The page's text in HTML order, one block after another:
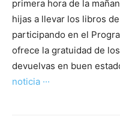
primera hora de la
hijas a llevar los libros
participando en el
ofrece la gratuidad de
devuelvas en buen
noticia ···